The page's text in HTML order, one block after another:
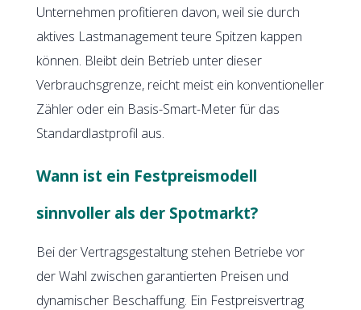
Unternehmen profitieren davon, weil sie durch
aktives Lastmanagement teure Spitzen kappen
können. Bleibt dein Betrieb unter dieser
Verbrauchsgrenze, reicht meist ein konventioneller
Zähler oder ein Basis-Smart-Meter für das
Standardlastprofil aus.
Wann ist ein Festpreismodell
sinnvoller als der Spotmarkt?
Bei der Vertragsgestaltung stehen Betriebe vor
der Wahl zwischen garantierten Preisen und
dynamischer Beschaffung. Ein Festpreisvertrag